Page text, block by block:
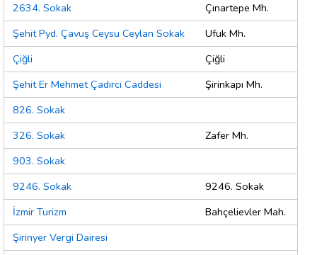
2634. Sokak
Çınartepe Mh.
Şehit Pyd. Çavuş Ceysu Ceylan Sokak
Ufuk Mh.
Çiğli
Çiğli
Şehit Er Mehmet Çadırcı Caddesi
Şirinkapı Mh.
826. Sokak
326. Sokak
Zafer Mh.
903. Sokak
9246. Sokak
9246. Sokak
İzmir Turizm
Bahçelievler Mah.
Şirinyer Vergi Dairesi